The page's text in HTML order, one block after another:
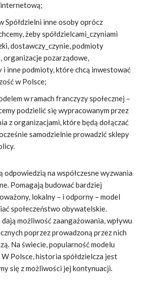
Spółdzielni inne osoby oprócz
żeby spółdzielcami_czyniami
dostawczy_czynie, podmioty
organizacje pozarządowe,
i inne podmioty, które chcą inwestować
w Polsce;
w ramach franczyzy społecznej –
podzielić się wypracowanym przez
z organizacjami, które będą dołączać
samodzielnie prowadzić sklepy
odpowiedzią na współczesne wyzwania
Pomagają budować bardziej
lokalny – i odporny – model
społeczeństwo obywatelskie.
możliwość zaangażowania, wpływu
poprzez prowadzoną przez nich
Na świecie, popularność modelu
Polsce, historia spółdzielcza jest
się z możliwości jej kontynuacji.